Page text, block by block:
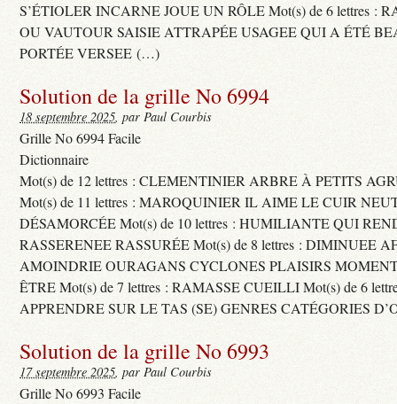
S’ÉTIOLER INCARNE JOUE UN RÔLE Mot(s) de 6 lettres :
OU VAUTOUR SAISIE ATTRAPÉE USAGEE QUI A ÉTÉ
PORTÉE VERSEE (…)
Solution de la grille No 6994
18 septembre 2025, par Paul Courbis
Grille No 6994 Facile
Dictionnaire
Mot(s) de 12 lettres : CLEMENTINIER ARBRE À PETITS
Mot(s) de 11 lettres : MAROQUINIER IL AIME LE CUIR
DÉSAMORCÉE Mot(s) de 10 lettres : HUMILIANTE QUI
RASSERENEE RASSURÉE Mot(s) de 8 lettres : DIMINUEE
AMOINDRIE OURAGANS CYCLONES PLAISIRS
ÊTRE Mot(s) de 7 lettres : RAMASSE CUEILLI Mot(s) de 6
APPRENDRE SUR LE TAS (SE) GENRES CATÉGORIES
Solution de la grille No 6993
17 septembre 2025, par Paul Courbis
Grille No 6993 Facile